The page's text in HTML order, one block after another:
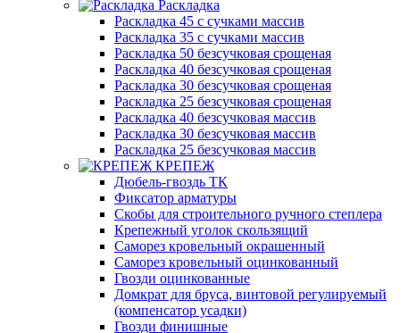
Раскладка
Раскладка 45 с сучками массив
Раскладка 35 с сучками массив
Раскладка 50 безсучковая срощеная
Раскладка 40 безсучковая срощеная
Раскладка 30 безсучковая срощеная
Раскладка 25 безсучковая срощеная
Раскладка 40 безсучковая массив
Раскладка 30 безсучковая массив
Раскладка 25 безсучковая массив
КРЕПЕЖ
Дюбель-гвоздь ТК
Фиксатор арматуры
Скобы для строительного ручного степлера
Крепежный уголок скользящий
Саморез кровельный окрашенный
Саморез кровельный оцинкованный
Гвозди оцинкованные
Домкрат для бруса, винтовой регулируемый
(компенсатор усадки)
Гвозди финишные